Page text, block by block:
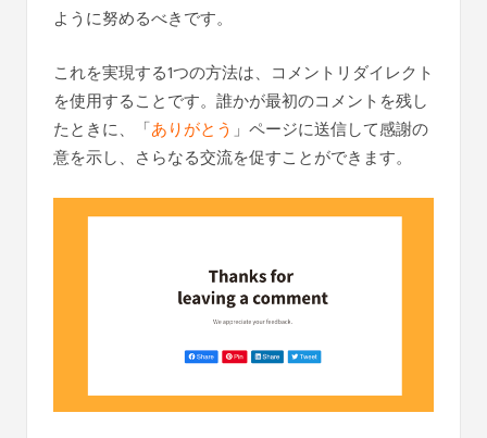
ように努めるべきです。
これを実現する1つの方法は、コメントリダイレクト
を使用することです。誰かが最初のコメントを残し
たときに、「ありがとう 」ページに送信して感謝の
意を示し、さらなる交流を促すことができます。